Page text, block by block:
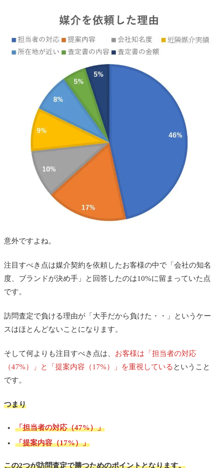
意外ですよね。
注目すべき点は媒介契約を依頼したお客様の中で「会社の知名
度、ブランドが決め手」と回答したのは10%に留まっていた点
です。
訪問査定で負ける理由が「大手だから負けた・・」というケー
スはほとんどないことになります。
そして何よりも注目すべき点は、 お客様は「担当者の対応
（47%）」と「提案内容（17%）」を重視している ということ
です。
つまり
「担当者の対応（47%）」
「提案内容（17%）」
この2つが訪問査定で勝つためのポイントとなります。